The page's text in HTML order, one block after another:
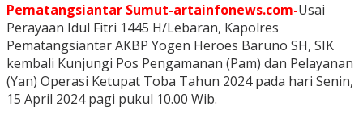
Pematangsiantar Sumut-artainfonews.com-Usai
Perayaan Idul Fitri 1445 H/Lebaran, Kapolres
Pematangsiantar AKBP Yogen Heroes Baruno SH, SIK
kembali Kunjungi Pos Pengamanan (Pam) dan Pelayanan
(Yan) Operasi Ketupat Toba Tahun 2024 pada hari Senin,
15 April 2024 pagi pukul 10.00 Wib.